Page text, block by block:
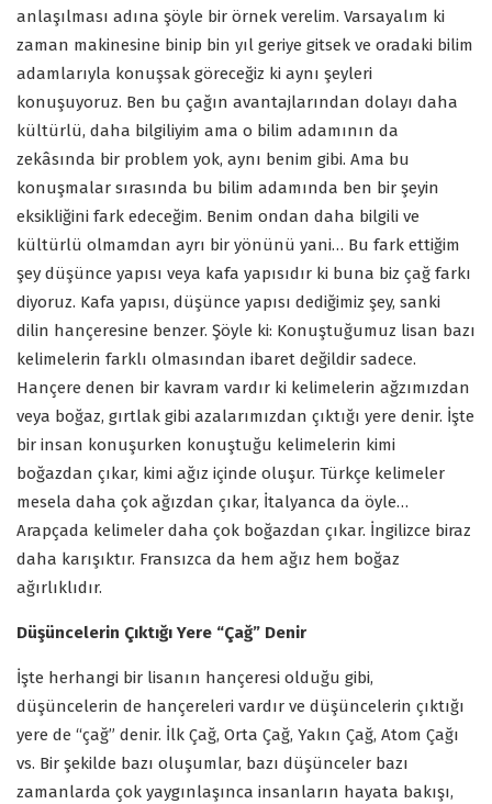
anlaşılması adına şöyle bir örnek verelim. Varsayalım ki
zaman makinesine binip bin yıl geriye gitsek ve oradaki bilim
adamlarıyla konuşsak göreceğiz ki aynı şeyleri
konuşuyoruz. Ben bu çağın avantajlarından dolayı daha
kültürlü, daha bilgiliyim ama o bilim adamının da
zekâsında bir problem yok, aynı benim gibi. Ama bu
konuşmalar sırasında bu bilim adamında ben bir şeyin
eksikliğini fark edeceğim. Benim ondan daha bilgili ve
kültürlü olmamdan ayrı bir yönünü yani… Bu fark ettiğim
şey düşünce yapısı veya kafa yapısıdır ki buna biz çağ farkı
diyoruz. Kafa yapısı, düşünce yapısı dediğimiz şey, sanki
dilin hançeresine benzer. Şöyle ki: Konuştuğumuz lisan bazı
kelimelerin farklı olmasından ibaret değildir sadece.
Hançere denen bir kavram vardır ki kelimelerin ağzımızdan
veya boğaz, gırtlak gibi azalarımızdan çıktığı yere denir. İşte
bir insan konuşurken konuştuğu kelimelerin kimi
boğazdan çıkar, kimi ağız içinde oluşur. Türkçe kelimeler
mesela daha çok ağızdan çıkar, İtalyanca da öyle…
Arapçada kelimeler daha çok boğazdan çıkar. İngilizce biraz
daha karışıktır. Fransızca da hem ağız hem boğaz
ağırlıklıdır.
Düşüncelerin Çıktığı Yere “Çağ” Denir
İşte herhangi bir lisanın hançeresi olduğu gibi,
düşüncelerin de hançereleri vardır ve düşüncelerin çıktığı
yere de “çağ” denir. İlk Çağ, Orta Çağ, Yakın Çağ, Atom Çağı
vs. Bir şekilde bazı oluşumlar, bazı düşünceler bazı
zamanlarda çok yaygınlaşınca insanların hayata bakışı,